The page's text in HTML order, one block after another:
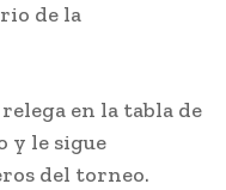
de la
en la tabla de
y le sigue
del torneo.